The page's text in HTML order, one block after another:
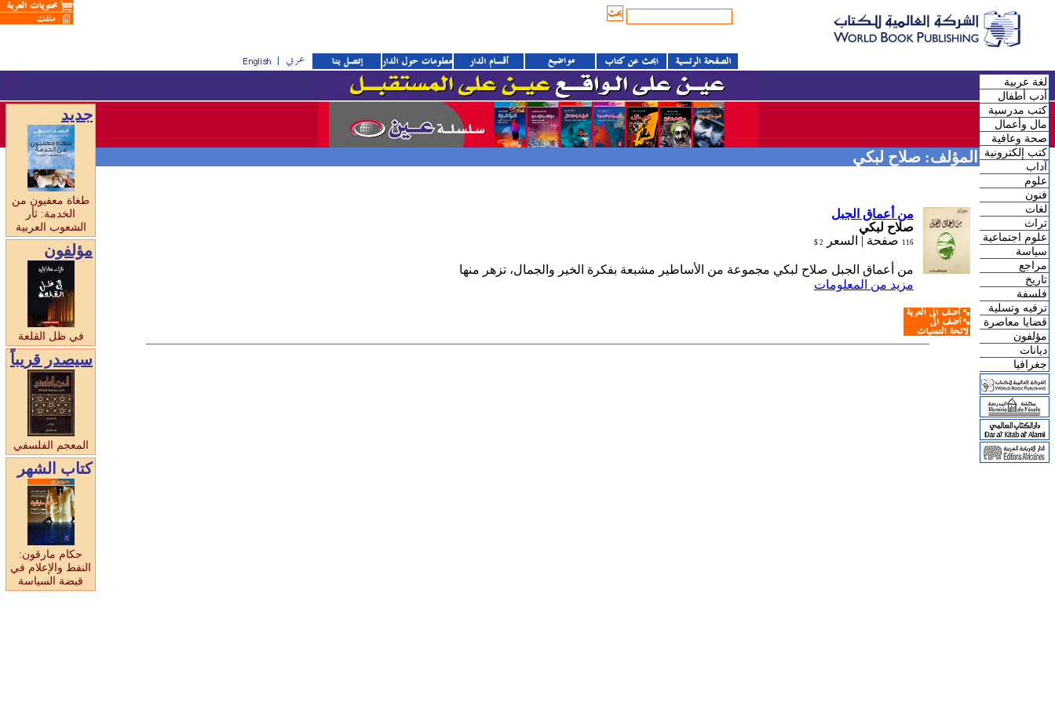
لغة عربية
أدب أطفال
كتب مدرسية
مال وأعمال
صحة وعافية
كتب إلكترونية
آداب
علوم
فنون
لغات
تراث
علوم اجتماعية
سياسة
مراجع
تاريخ
فلسفة
ترفيه وتسلية
قضايا معاصرة
مؤلفون
ديانات
جغرافيا
المؤلف: صلاح لبكي
من أعماق الجبل
صلاح لبكي
116 صفحة | السعر 2 $
من أعماق الجبل صلاح لبكي مجموعة من الأساطير مشبعة بفكرة الخير والجمال، تزهر منها
مزيد من المعلومات
جديد
طغاة معفيون من
الخدمة: ثأر
الشعوب العربية
مؤلفون
في ظل القلعة
سيصدر قريبا
المعجم الفلسفي
كتاب الشهر
حكام مارقون:
النفط والإعلام في
قبضة السياسة